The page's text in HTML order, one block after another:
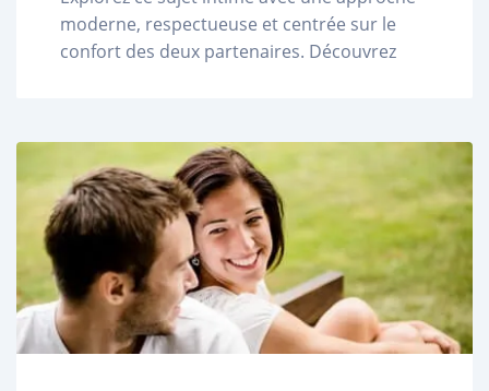
moderne, respectueuse et centrée sur le
confort des deux partenaires. Découvrez